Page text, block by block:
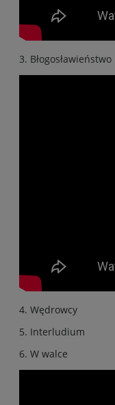
3. Błogosławieństwo
4. Wędrowcy
5. Interludium
6. W walce